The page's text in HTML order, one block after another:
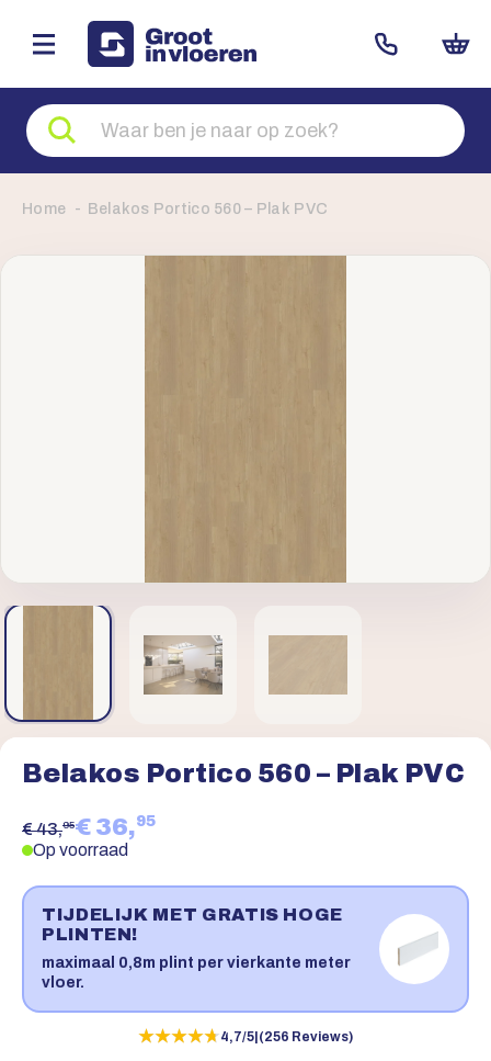
Zoeken
naar
producten
Home Belakos Portico 560 – Plak PVC
Belakos Portico 560 – Plak PVC
€ 43,95€ 36,95
Op voorraad
TIJDELIJK MET GRATIS HOGE
PLINTEN!
maximaal 0,8m plint per vierkante meter
vloer.
★★★★★
★★★★★4,7/5 (256 Reviews)